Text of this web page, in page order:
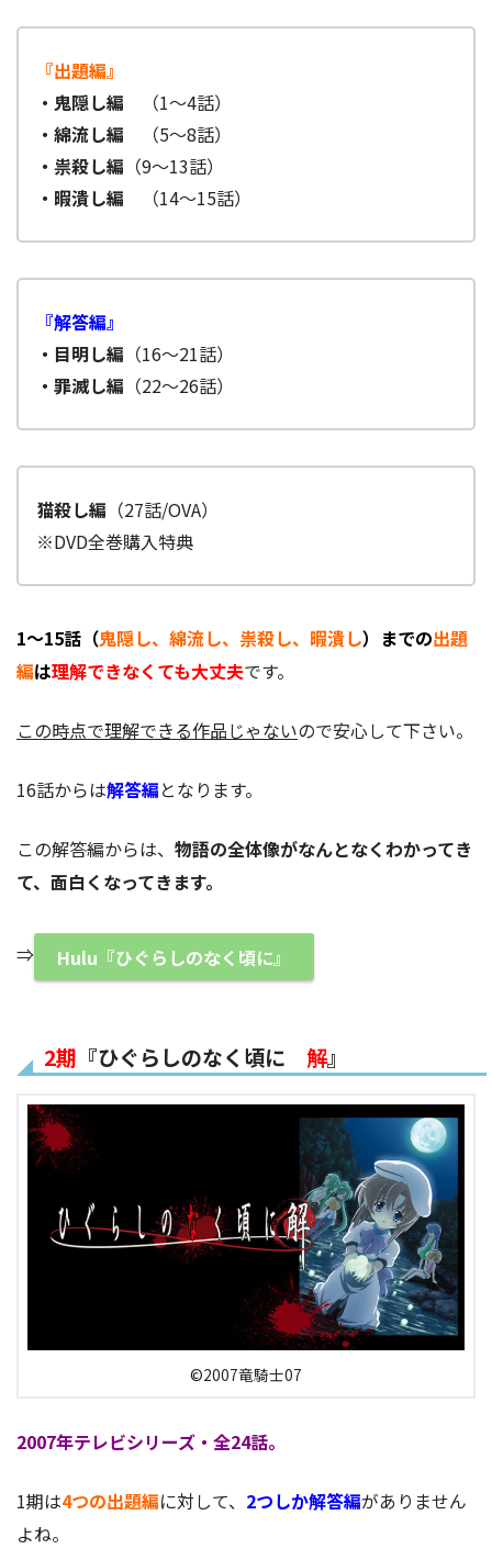
『出題編』
・鬼隠し編 （1～4話）
・綿流し編
（5～8話）
・祟殺し編 （9～13話）
・暇潰し編
（14～15話）
『解答編』
・目明し編 （16～21話）
・罪滅し編 （22～26話）
猫殺し編 （27話/OVA）
※DVD全巻購入特典
1～15話（鬼隠し、綿流し、祟殺し、暇潰し）までの出題
編は理解できなくても大丈夫です。
この時点で理解できる作品じゃないので安心して下さい。
16話からは解答編となります。
この解答編からは、 物語の全体像がなんとなくわかってき
て、面白くなってきます。
⇒ Hulu『ひぐらしのなく頃に』
2期 『ひぐらしのなく頃に 解』
©2007竜騎士07
2007年テレビシリーズ・全24話。
1期は4つの出題編に対して、 2つしか解答編がありません
よね。